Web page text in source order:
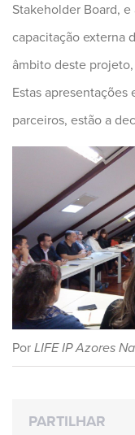
Stakeholder Board,
capacitação externa
âmbito deste
Estas apresentações
parceiros, estão a
Por LIFE IP Azores
PARTILHAR